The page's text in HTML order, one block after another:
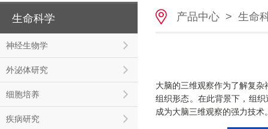
生命科学
神经生物学
外泌体研究
细胞培养
疾病研究
产品中心 > 生命
大脑的三维观察作为了解复
组织形态。在此背景下，组
成为大脑三维观察的强力技